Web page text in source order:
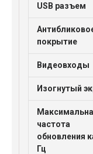
USB разъем
покрытие
Видеовходы
Изогнутый
частота
обновления
Гц